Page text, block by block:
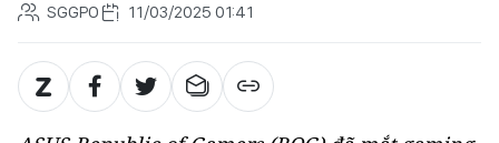
SGGPO 11/03/2025 01:41